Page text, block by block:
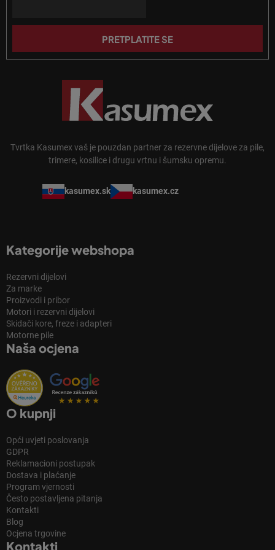
a
Tvrtka Kasumex vaš je pouzdan partner za rezervne dijelove za pile,
trimere, kosilice i drugu vrtnu i šumsku opremu.
kasumex.sk kasumex.cz
Kategorije webshopa
Rezervni dijelovi
Za marke
Proizvodi i pribor
Motori i rezervni dijelovi
Skidači kore, freze i adapteri
Motorne pile
Naša ocjena
O kupnji
Opći uvjeti poslovanja
GDPR
Reklamacioni postupak
Dostava i plaćanje
Program vjernosti
Često postavljena pitanja
Kontakti
Blog
Ocjena trgovine
Kontakti
PRETPLATITE SE